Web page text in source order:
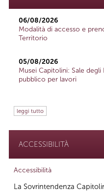
06/08/2026
Modalità di accesso e
Territorio
05/08/2026
Musei Capitolini: Sale
pubblico per lavori
leggi tutto
ACCESSIBILITÀ
Accessibilità
La Sovrintendenza